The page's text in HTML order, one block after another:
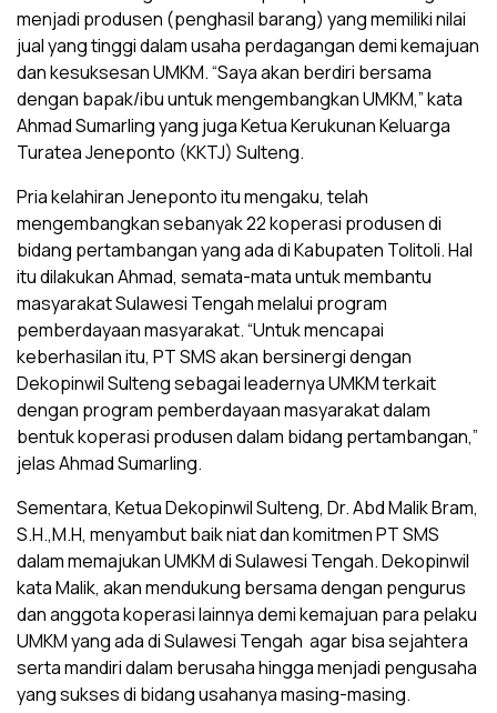
menjadi produsen (penghasil barang) yang memiliki nilai
jual yang tinggi dalam usaha perdagangan demi kemajuan
dan kesuksesan UMKM. “Saya akan berdiri bersama
dengan bapak/ibu untuk mengembangkan UMKM,” kata
Ahmad Sumarling yang juga Ketua Kerukunan Keluarga
Turatea Jeneponto (KKTJ) Sulteng.
Pria kelahiran Jeneponto itu mengaku, telah
mengembangkan sebanyak 22 koperasi produsen di
bidang pertambangan yang ada di Kabupaten Tolitoli. Hal
itu dilakukan Ahmad, semata-mata untuk membantu
masyarakat Sulawesi Tengah melalui program
pemberdayaan masyarakat. “Untuk mencapai
keberhasilan itu, PT SMS akan bersinergi dengan
Dekopinwil Sulteng sebagai leadernya UMKM terkait
dengan program pemberdayaan masyarakat dalam
bentuk koperasi produsen dalam bidang pertambangan,”
jelas Ahmad Sumarling.
Sementara, Ketua Dekopinwil Sulteng, Dr. Abd Malik Bram,
S.H.,M.H, menyambut baik niat dan komitmen PT SMS
dalam memajukan UMKM di Sulawesi Tengah. Dekopinwil
kata Malik, akan mendukung bersama dengan pengurus
dan anggota koperasi lainnya demi kemajuan para pelaku
UMKM yang ada di Sulawesi Tengah agar bisa sejahtera
serta mandiri dalam berusaha hingga menjadi pengusaha
yang sukses di bidang usahanya masing-masing.